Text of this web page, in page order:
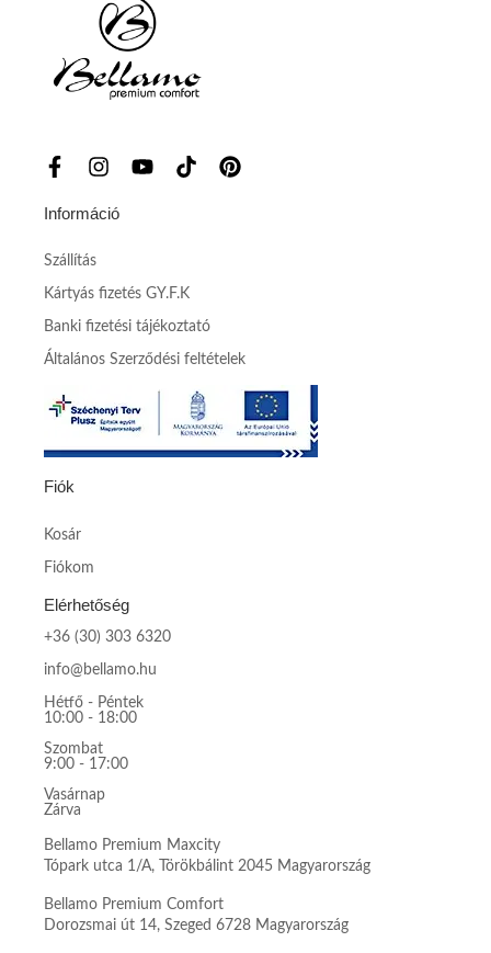
Információ
Szállítás
Kártyás fizetés GY.F.K
Banki fizetési tájékoztató
Általános Szerződési feltételek
Fiók
Kosár
Fiókom
Elérhetőség
+36 (30) 303 6320
info@bellamo.hu
Hétfő - Péntek
10:00 - 18:00
Szombat
9:00 - 17:00
Vasárnap
Zárva
Bellamo Premium Maxcity
Tópark utca 1/A, Törökbálint 2045 Magyarország
Bellamo Premium Comfort
Dorozsmai út 14, Szeged 6728 Magyarország